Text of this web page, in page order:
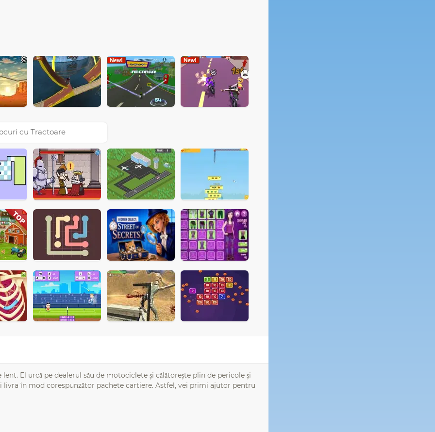
cu Tractoare
El urcă pe dealerul său de motociclete și călătorește plin de pericole și
livra în mod corespunzător pachete cartiere. Astfel, vei primi ajutor pentru